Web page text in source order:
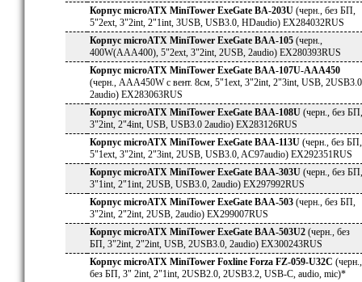
Корпус microATX MiniTower ExeGate BA-203U (черн., без БП,
5"2ext, 3"2int, 2"1int, 3USB, USB3.0, HDaudio) EX284032RUS
Корпус microATX MiniTower ExeGate BAA-105 (черн.,
400W(AAA400), 5"2ext, 3"2int, 2USB, 2audio) EX280393RUS
Корпус microATX MiniTower ExeGate BAA-107U-AAA450
(черн., AAA450W с вент. 8см, 5"1ext, 3"2int, 2"3int, USB,
2audio) EX283063RUS
Корпус microATX MiniTower ExeGate BAA-108U (черн., без БП,
3"2int, 2"4int, USB, USB3.0 2audio) EX283126RUS
Корпус microATX MiniTower ExeGate BAA-113U (черн., без БП,
5"1ext, 3"2int, 2"3int, 2USB, USB3.0, AC97audio) EX292351RUS
Корпус microATX MiniTower ExeGate BAA-303U (черн., без БП,
3"1int, 2"1int, 2USB, USB3.0, 2audio) EX297992RUS
Корпус microATX MiniTower ExeGate BAA-503 (черн., без БП,
3"2int, 2"2int, 2USB, 2audio) EX299007RUS
Корпус microATX MiniTower ExeGate BAA-503U2 (черн., без
БП, 3"2int, 2"2int, USB, 2USB3.0, 2audio) EX300243RUS
Корпус microATX MiniTower Foxline Forza FZ-059-U32C (черн.,
без БП, 3" 2int, 2"1int, 2USB2.0, 2USB3.2, USB-C, audio, mic)*